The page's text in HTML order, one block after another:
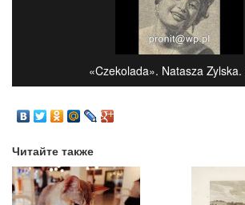
«Czekolada». Natasza
Читайте также